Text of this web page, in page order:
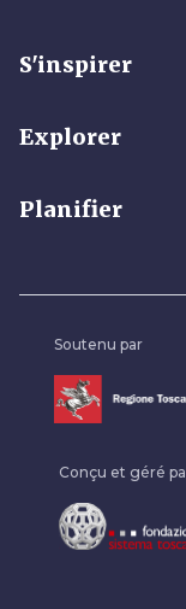
S'inspirer
Explorer
Planifier
Soutenu par
Conçu et géré